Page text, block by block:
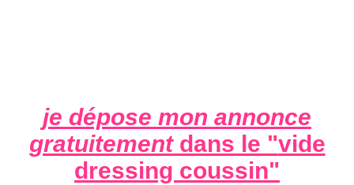
je dépose mon annonce
gratuitementdans le "vide
dressing coussin"